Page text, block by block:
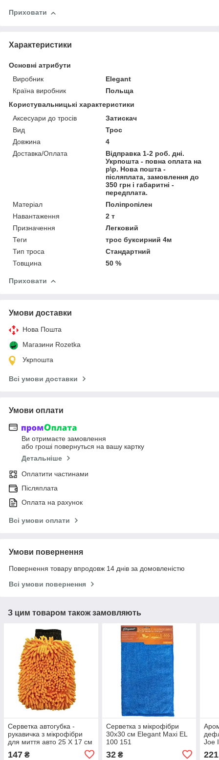
Приховати
Характеристики
Основні атрибути
Виробник
Elegant
Країна виробник
Польща
Користувальницькі характеристики
Аксесуари до тросів
Затискач
Вид
Трос
Довжина
4
Доставка/Оплата
Відправка 1-2 роб. дні.
Укрпошта - повна оплата на
р\р. Нова пошта -
післяплата, замовлення до
350 грн і габаритні -
передплата.
Матеріал
Поліпропілен
Навантаження
2 т
Призначення
Легковий
Теги
трос буксирний 4м
Тип троса
Стандартний
Товщина
50 %
Приховати
Умови доставки
Нова Пошта
Магазини Rozetka
Укрпошта
Всі умови доставки
Умови оплати
Ви отримаєте замовлення
або гроші повернуться на вашу картку
Детальніше
Оплатити частинами
Післяплата
Оплата на рахунок
Всі умови оплати
Умови повернення
Повернення товару впродовж 14 днів за домовленістю
Всі умови повернення
З цим товаром також замовляють
Серветка автогубка -
рукавичка з мікрофібри
для миття авто 25 Х 17 см
Elegant Maxi EL 100 153
147 ₴
Серветка з мікрофібри
30x30 см Elegant Maxi EL
100 151
32₴
Joe
221